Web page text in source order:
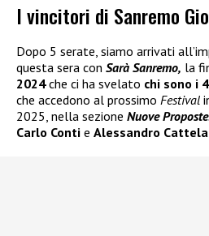
I vincitori di Sanremo
Dopo 5 serate, siamo arrivati
questa sera con Sarà Sanremo, la
2024che ci ha svelato chi sono i
che accedono al prossimo Festival
2025, nella sezione Nuove
Carlo Conti e Alessandro